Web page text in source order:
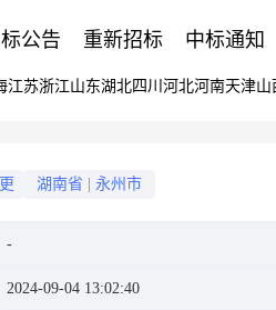
公告 重新招标 中标通知
江苏浙江山东湖北四川 河北河南天津山
湖南省 永州市
2024-09-04 13:02:40